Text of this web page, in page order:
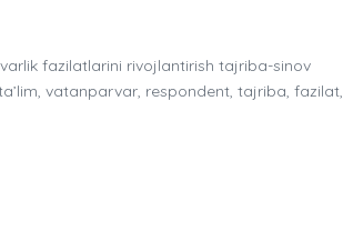
fazilatlarini rivojlantirish tajriba-sinov
vatanparvar, respondent, tajriba, fazilat,